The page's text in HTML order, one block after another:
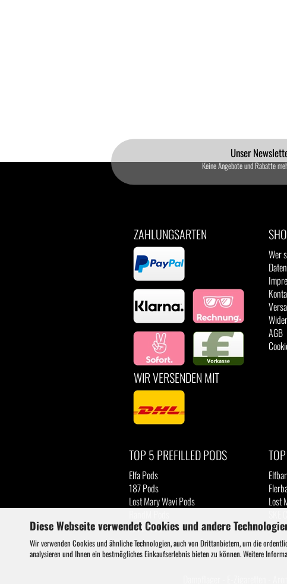
Diese Webseite verwendet Cookies und andere
Wir verwenden Cookies und ähnliche Technologien, auch von Drittanbietern, um die
analysieren und Ihnen ein bestmögliches Einkaufserlebnis bieten zu können. Weitere
Unser
Keine Angebote und Rabatte
ZAHLUNGSARTEN
WIR VERSENDEN MIT
Wer
AGB
TOP 5 PREFILLED PODS
Elfa Pods
187 Pods
Lost Mary Wavi Pods
Luva Pods
Elfbar
Lost
IVG